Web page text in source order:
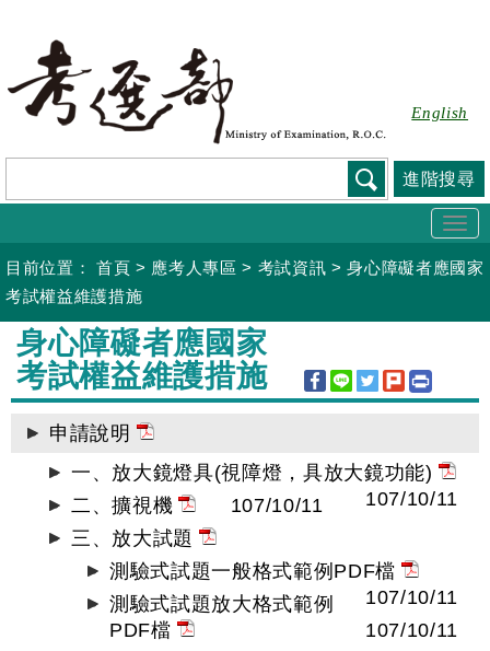
要
容
English
進階搜尋
目前位置： 首頁 > 應考人專區 > 考試資訊 >身心障礙者應國家
考試權益維護措施
:::
身心障礙者應國家
考試權益維護措施
申請說明
一、放大鏡燈具(視障燈，具放大鏡功能)
107/10/11
二、擴視機
107/10/11
三、放大試題
測驗式試題一般格式範例PDF檔
107/10/11
測驗式試題放大格式範例
PDF檔
107/10/11